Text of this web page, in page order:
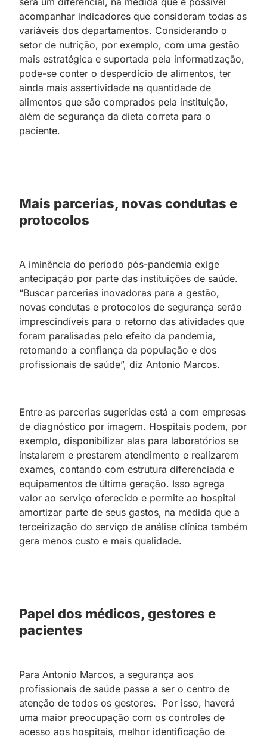
acompanhar indicadores que consideram todas as
variáveis dos departamentos. Considerando o
setor de nutrição, por exemplo, com uma gestão
mais estratégica e suportada pela informatização,
pode-se conter o desperdício de alimentos, ter
ainda mais assertividade na quantidade de
alimentos que são comprados pela instituição,
além de segurança da dieta correta para o
paciente.
Mais parcerias, novas condutas e
protocolos
A iminência do período pós-pandemia exige
antecipação por parte das instituições de saúde.
“Buscar parcerias inovadoras para a gestão,
novas condutas e protocolos de segurança serão
imprescindíveis para o retorno das atividades que
foram paralisadas pelo efeito da pandemia,
retomando a confiança da população e dos
profissionais de saúde”, diz Antonio Marcos.
Entre as parcerias sugeridas está a com empresas
de diagnóstico por imagem. Hospitais podem, por
exemplo, disponibilizar alas para laboratórios se
instalarem e prestarem atendimento e realizarem
exames, contando com estrutura diferenciada e
equipamentos de última geração. Isso agrega
valor ao serviço oferecido e permite ao hospital
amortizar parte de seus gastos, na medida que a
terceirização do serviço de análise clínica também
gera menos custo e mais qualidade.
Papel dos médicos, gestores e
pacientes
Para Antonio Marcos, a segurança aos
profissionais de saúde passa a ser o centro de
atenção de todos os gestores. Por isso, haverá
uma maior preocupação com os controles de
acesso aos hospitais, melhor identificação de